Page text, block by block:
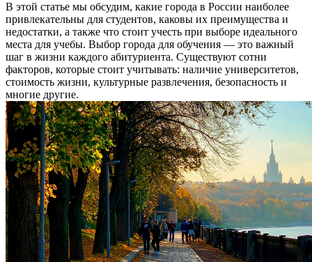
В этой статье мы обсудим, какие города в России наиболее
привлекательны для студентов, каковы их преимущества и
недостатки, а также что стоит учесть при выборе идеального
места для учебы. Выбор города для обучения — это важный
шаг в жизни каждого абитуриента. Существуют сотни
факторов, которые стоит учитывать: наличие университетов,
стоимость жизни, культурные развлечения, безопасность и
многие другие.